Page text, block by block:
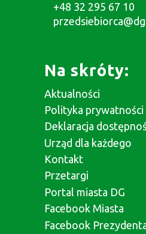
+48 32 295 67 10
Na skróty:
Aktualności
Polityka prywatności
Deklaracja
Urząd dla każdego
Kontakt
Przetargi
Portal miasta DG
Facebook Miasta
Facebook